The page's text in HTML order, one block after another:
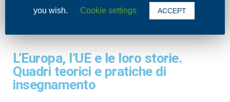
L’Europa, l’UE e le loro storie.
Quadri teorici e pratiche di
insegnamento
you wish.
Cookie settings ACCEPT